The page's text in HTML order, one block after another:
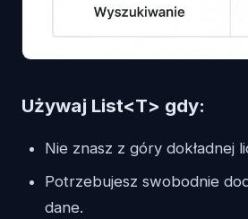
Używaj List<T> gdy:
Nie znasz z góry dokładnej
Potrzebujesz swobodnie
dane.